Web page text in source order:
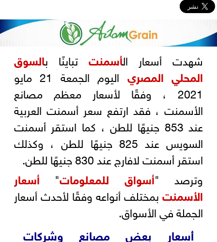
شهدت أسعار الأسمنت تباينًا بالسوق
المحلي المصري
اليوم الجمعة 21 مايو
2021 ، وفقًا لأسعار معظم مصانع
الأسمنت ، فقد ارتفع سعر أسمنت العربية
عند 853 جنيهًا للطن ، كما استقر أسمنت
السويس عند 825 جنيهًا للطن ، وكذلك
استقر أسمنت لافارج عند 830 جنيهًا للطن.
وترصد "أسواق للمعلومات" أسعار
الأسمنتبمختلف أنواعه وفقًا لأحدث أسعار
الجملة في الأسواق.
أسعار بعض مصانع وشركات